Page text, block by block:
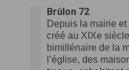
Brûlon 72
Depuis la mairie
créé au XIXe
bimillénaire de la
l’église, des